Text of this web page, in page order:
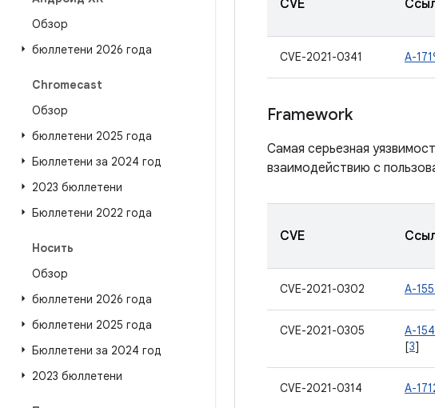
Обзор
бюллетени 2026 года
Chromecast
Обзор
бюллетени 2025 года
Бюллетени за 2024 год
2023 бюллетени
Бюллетени 2022 года
Носить
Обзор
бюллетени 2026 года
бюллетени 2025 года
Бюллетени за 2024 год
2023 бюллетени
CVE
CVE-2021-0341 A-
Framework
Самая серьезная
взаимодействию с
CVE
CVE-2021-0302 A-
CVE-2021-0305 A-
[3]
CVE-2021-0314 A-